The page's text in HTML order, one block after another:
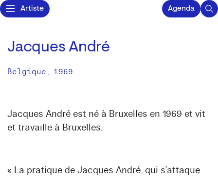
Artiste Agenda
Jacques André
Belgique , 1969
Jacques André est né à Bruxelles en 1969 et vit
et travaille à Bruxelles.
« La pratique de Jacques André, qui s’attaque